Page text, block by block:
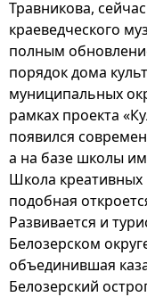
Травникова,
краеведческого
полным
порядок дома
муниципальных
рамках проекта
появился
а на базе школы
Школа креативных
подобная
Развивается и
Белозерском
объединившая
Белозерский